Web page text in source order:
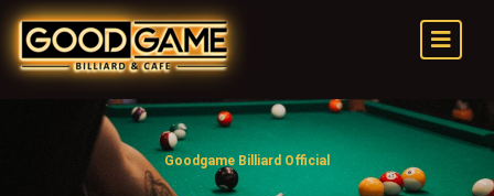
Goodgame Billiard Official